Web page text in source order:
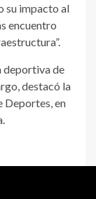
su impacto al
encuentro
deportiva de
destacó la
Deportes, en